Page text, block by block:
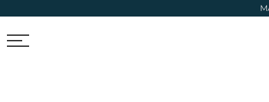
FIRMEN FINDEN